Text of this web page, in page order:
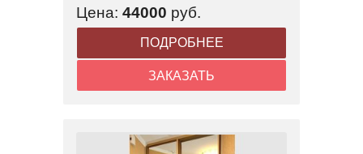
Цена: 44000 руб.
ПОДРОБНЕЕ
ЗАКАЗАТЬ